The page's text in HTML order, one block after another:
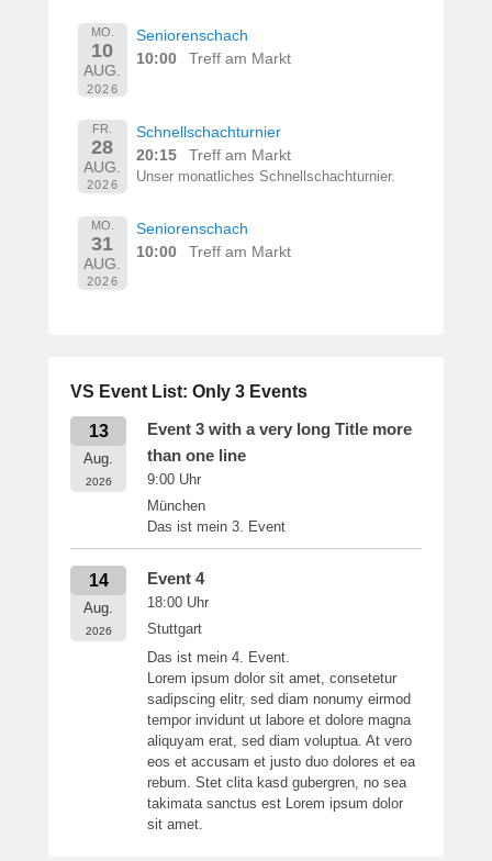
MO.
10
AUG.
2026
Seniorenschach
10:00
Treff am Markt
FR.
28
AUG.
2026
Schnellschachturnier
20:15
Treff am Markt
Unser monatliches Schnellschachturnier.
MO.
31
AUG.
2026
Seniorenschach
10:00
Treff am Markt
VS Event List: Only 3 Events
13
Aug.
2026
Event 3 with a very long Title more
than one line
9:00 Uhr
München
Das ist mein 3. Event
14
Aug.
2026
Event 4
18:00 Uhr
Stuttgart
Das ist mein 4. Event.
Lorem ipsum dolor sit amet, consetetur
sadipscing elitr, sed diam nonumy eirmod
tempor invidunt ut labore et dolore magna
aliquyam erat, sed diam voluptua. At vero
eos et accusam et justo duo dolores et ea
rebum. Stet clita kasd gubergren, no sea
takimata sanctus est Lorem ipsum dolor
sit amet.